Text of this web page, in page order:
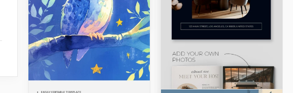
de libro de árbol
genealógico de la
familia
Google Slides